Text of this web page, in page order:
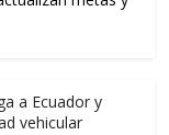
a Ecuador y
vehicular